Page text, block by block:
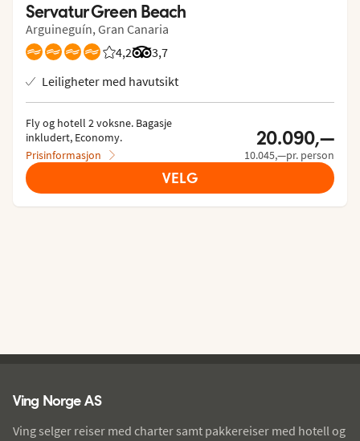
Servatur Green Beach
Arguineguín, Gran Canaria
4,2
Vurdering fra Vings gjester: 4.158/5
3,7
Vurdering fra Tripadvisor: 3.7 of 5
Leiligheter med havutsikt
Fly og hotell 2 voksne. Bagasje
inkludert, Economy.
Prisinformasjon
20.090,—
10.045,—pr. person
VELG
Ving Norge AS
Ving selger reiser med charter samt pakkereiser med hotell og